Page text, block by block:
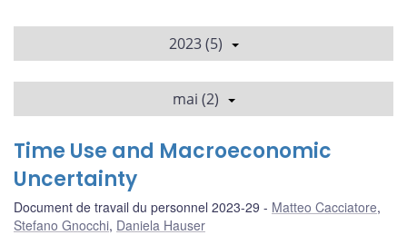
2023 (5)
mai (2)
Time Use and Macroeconomic
Uncertainty
Document de travail du personnel 2023-29 Matteo Cacciatore,
Stefano Gnocchi, Daniela Hauser